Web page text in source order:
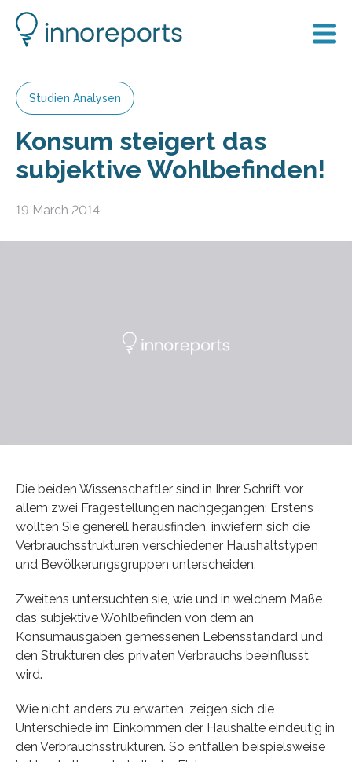
Studien Analysen
Konsum steigert das
subjektive Wohlbefinden!
19 March 2014
Die beiden Wissenschaftler sind in Ihrer Schrift vor
allem zwei Fragestellungen nachgegangen: Erstens
wollten Sie generell herausfinden, inwiefern sich die
Verbrauchsstrukturen verschiedener Haushaltstypen
und Bevölkerungsgruppen unterscheiden.
Zweitens untersuchten sie, wie und in welchem Maße
das subjektive Wohlbefinden von dem an
Konsumausgaben gemessenen Lebensstandard und
den Strukturen des privaten Verbrauchs beeinflusst
wird.
Wie nicht anders zu erwarten, zeigen sich die
Unterschiede im Einkommen der Haushalte eindeutig in
den Verbrauchsstrukturen. So entfallen beispielsweise